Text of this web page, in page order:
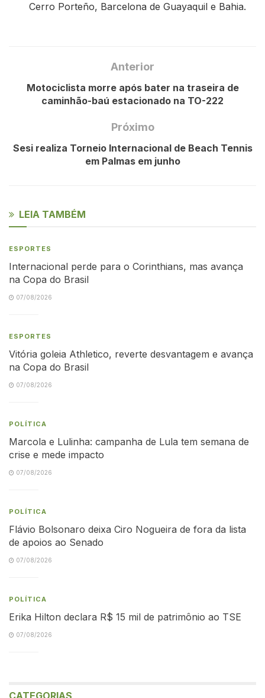
Cerro Porteño, Barcelona de Guayaquil e Bahia.
Anterior
Motociclista morre após bater na traseira de
caminhão-baú estacionado na TO-222
Próximo
Sesi realiza Torneio Internacional de Beach Tennis
em Palmas em junho
LEIA TAMBÉM
ESPORTES
Internacional perde para o Corinthians, mas avança
na Copa do Brasil
07/08/2026
ESPORTES
Vitória goleia Athletico, reverte desvantagem e avança
na Copa do Brasil
07/08/2026
POLÍTICA
Marcola e Lulinha: campanha de Lula tem semana de
crise e mede impacto
07/08/2026
POLÍTICA
Flávio Bolsonaro deixa Ciro Nogueira de fora da lista
de apoios ao Senado
07/08/2026
POLÍTICA
Erika Hilton declara R$ 15 mil de patrimônio ao TSE
07/08/2026
CATEGORIAS